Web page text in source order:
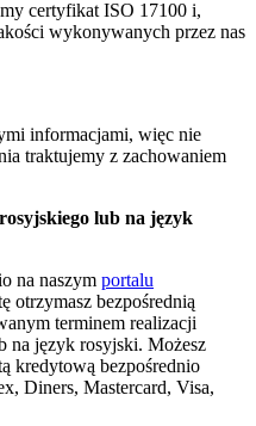
certyfikat ISO 17100 i,
wykonywanych przez nas
informacjami, więc nie
traktujemy z zachowaniem
lub na język
na naszym portalu
otrzymasz bezpośrednią
terminem realizacji
na język rosyjski. Możesz
kredytową bezpośrednio
Diners, Mastercard, Visa,